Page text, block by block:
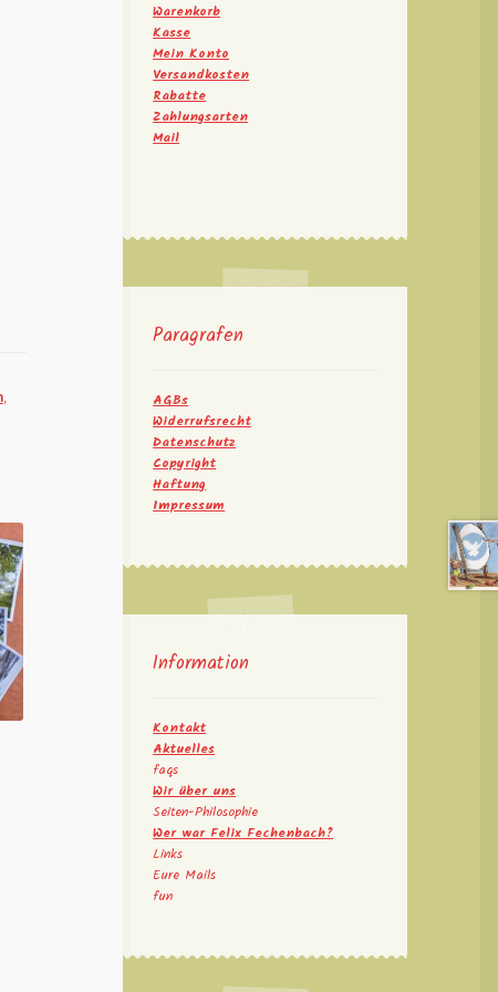
,
Warenkorb
Kasse
Mein Konto
Versandkosten
Rabatte
Zahlungsarten
Mail
Paragrafen
AGBs
Widerrufsrecht
Datenschutz
Copyright
Haftung
Impressum
Information
Kontakt
Aktuelles
faqs
Wir über uns
Seiten-Philosophie
Wer war Felix Fechenbach?
Links
Eure Mails
fun